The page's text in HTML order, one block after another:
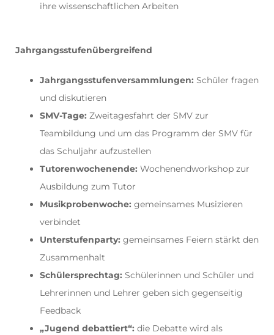
ihre wissenschaftlichen Arbeiten
Jahrgangsstufenübergreifend
Jahrgangsstufenversammlungen: Schüler fragen
und diskutieren
SMV-Tage: Zweitagesfahrt der SMV zur
Teambildung und um das Programm der SMV für
das Schuljahr aufzustellen
Tutorenwochenende: Wochenendworkshop zur
Ausbildung zum Tutor
Musikprobenwoche: gemeinsames Musizieren
verbindet
Unterstufenparty: gemeinsames Feiern stärkt den
Zusammenhalt
Schülersprechtag: Schülerinnen und Schüler und
Lehrerinnen und Lehrer geben sich gegenseitig
Feedback
„Jugend debattiert“: die Debatte wird als